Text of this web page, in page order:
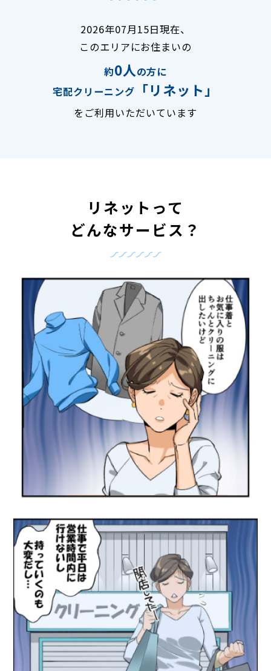
2026年07月15日現在、
このエリアにお住まいの
約0人の方に
宅配クリーニング
「リネット」
をご利用いただいています
リネットって
どんなサービス？